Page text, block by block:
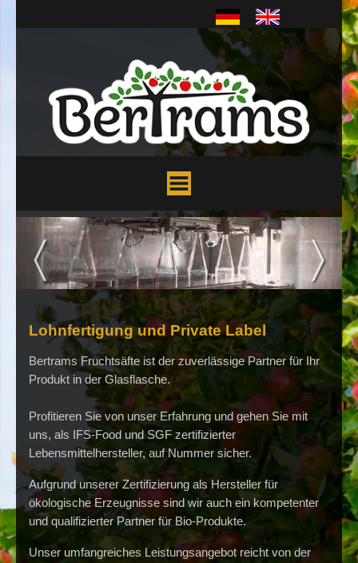
〈 〉
Lohnfertigung und Private Label
Bertrams Fruchtsäfte ist der zuverlässige Partner für Ihr
Produkt in der Glasflasche.
Profitieren Sie von unser Erfahrung und gehen Sie mit
uns, als IFS-Food und SGF zertifizierter
Lebensmittelhersteller, auf Nummer sicher.
Aufgrund unserer Zertifizierung als Hersteller für
ökologische Erzeugnisse sind wir auch ein kompetenter
und qualifizierter Partner für Bio-Produkte.
Unser umfangreiches Leistungsangebot reicht von der